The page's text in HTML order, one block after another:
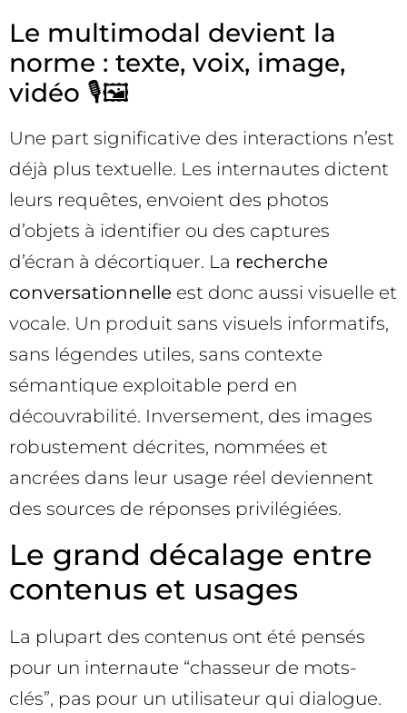
Le multimodal devient la
norme : texte, voix, image,
vidéo 🎙️🖼️
Une part significative des interactions n’est
déjà plus textuelle. Les internautes dictent
leurs requêtes, envoient des photos
d’objets à identifier ou des captures
d’écran à décortiquer. La recherche
conversationnelle est donc aussi visuelle et
vocale. Un produit sans visuels informatifs,
sans légendes utiles, sans contexte
sémantique exploitable perd en
découvrabilité. Inversement, des images
robustement décrites, nommées et
ancrées dans leur usage réel deviennent
des sources de réponses privilégiées.
Le grand décalage entre
contenus et usages
La plupart des contenus ont été pensés
pour un internaute “chasseur de mots-
clés”, pas pour un utilisateur qui dialogue.